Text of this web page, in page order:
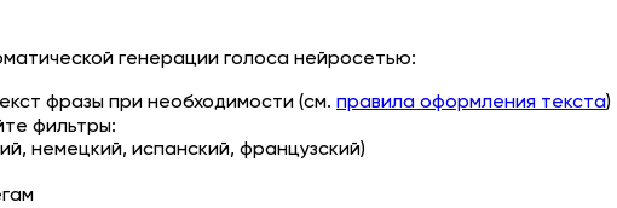
генерации голоса нейросетью:
фразы при необходимости (см. правила оформления текста)
фильтры:
немецкий, испанский, французский)